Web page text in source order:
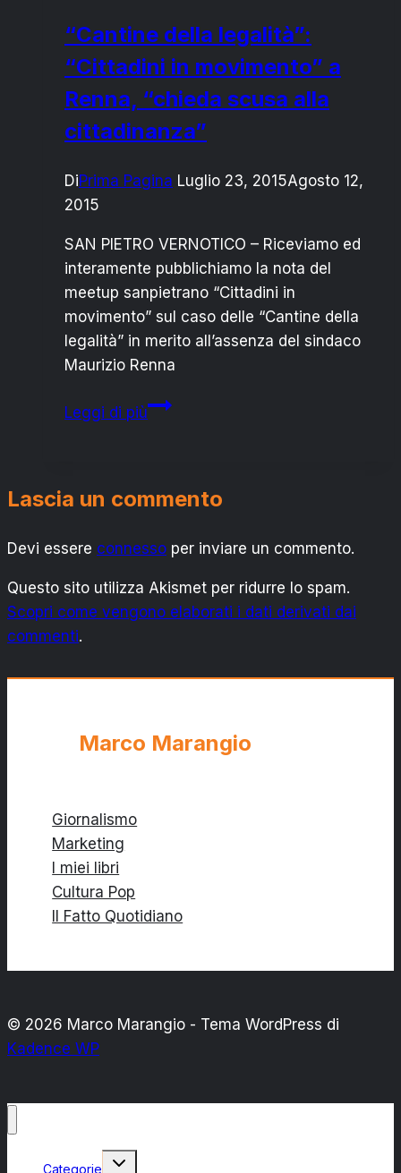
“Cantine della legalità”:
“Cittadini in movimento” a
Renna, “chieda scusa alla
cittadinanza”
DiPrima Pagina Luglio 23, 2015Agosto 12,
2015
SAN PIETRO VERNOTICO – Riceviamo ed
interamente pubblichiamo la nota del
meetup sanpietrano “Cittadini in
movimento” sul caso delle “Cantine della
legalità” in merito all’assenza del sindaco
Maurizio Renna
Leggi di più“Cantine
in
a
“chieda
scusa
Lascia un commento
Devi essere connesso per inviare un commento.
Questo sito utilizza Akismet per ridurre lo spam.
Scopri come vengono elaborati i dati derivati dai
commenti.
Marco Marangio
Giornalismo
Marketing
I miei libri
Cultura Pop
Il Fatto Quotidiano
© 2026 Marco Marangio - Tema WordPress di
Kadence WP
Categorie
Alterna